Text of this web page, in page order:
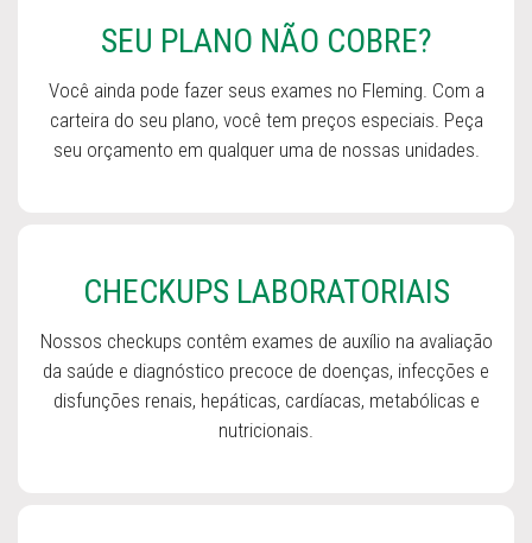
SEU PLANO NÃO COBRE?
Você ainda pode fazer seus exames no Fleming. Com a
carteira do seu plano, você tem preços especiais. Peça
seu orçamento em qualquer uma de nossas unidades.
CHECKUPS LABORATORIAIS
Nossos checkups contêm exames de auxílio na avaliação
da saúde e diagnóstico precoce de doenças, infecções e
disfunções renais, hepáticas, cardíacas, metabólicas e
nutricionais.